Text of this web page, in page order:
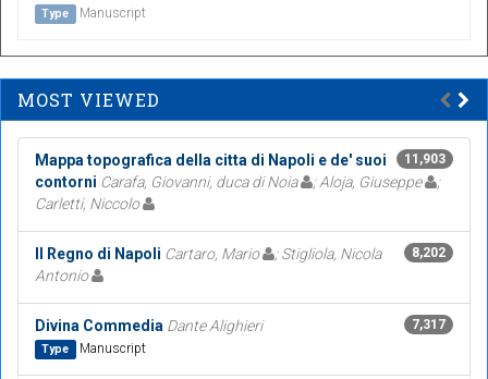
Type Manuscript
MOST VIEWED
11,903
Mappa topografica della citta di Napoli e de' suoi
contorni Carafa, Giovanni, duca di Noia ; Aloja, Giuseppe
;
Carletti, Niccolo
8,202
Il Regno di Napoli Cartaro, Mario
; Stigliola, Nicola
Antonio
7,317
Divina Commedia Dante Alighieri
Type Manuscript